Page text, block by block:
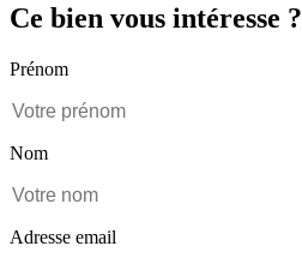
Ce bien vous intéresse ?
Prénom
Nom
Adresse email